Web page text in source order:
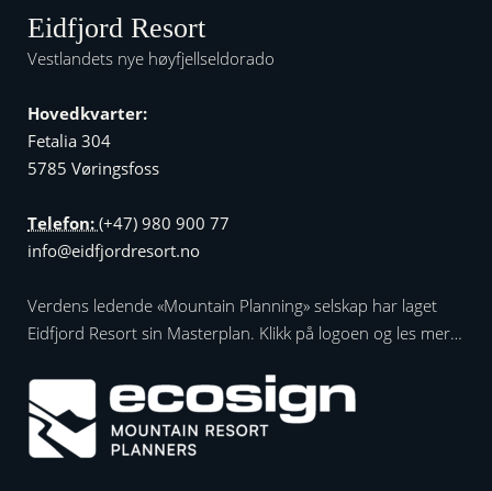
Eidfjord Resort
Vestlandets nye høyfjellseldorado
Hovedkvarter:
Fetalia 304
5785 Vøringsfoss
Telefon: (+47) 980 900 77
info@eidfjordresort.no
Verdens ledende «Mountain Planning» selskap har laget
Eidfjord Resort sin Masterplan. Klikk på logoen og les mer…